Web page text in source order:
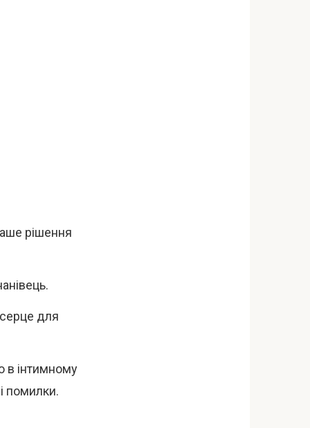
рішення
для
в інтимному
помилки.